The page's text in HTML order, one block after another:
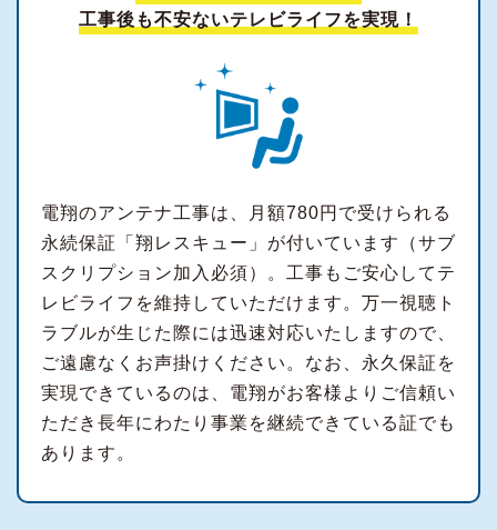
工事後も不安ないテレビライフを実現！
電翔のアンテナ工事は、月額780円で受けられる
永続保証「翔レスキュー」が付いています（サブ
スクリプション加入必須）。工事もご安心してテ
レビライフを維持していただけます。万一視聴ト
ラブルが生じた際には迅速対応いたしますので、
ご遠慮なくお声掛けください。なお、永久保証を
実現できているのは、電翔がお客様よりご信頼い
ただき長年にわたり事業を継続できている証でも
あります。